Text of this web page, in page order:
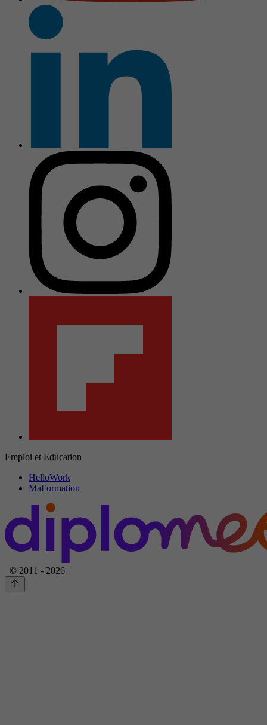
Emploi et Education
HelloWork
MaFormation
© 2011 - 2026